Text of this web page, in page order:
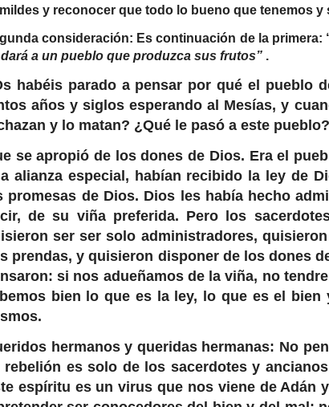
y reconocer que todo lo bueno que tenemos y
consideración: Es continuación de la primera:
a un pueblo que produzca sus frutos” .
habéis parado a pensar por qué el pueblo
años y siglos esperando al Mesías, y
y lo matan? ¿Qué le pasó a este pueblo?
se apropió de los dones de Dios. Era el
alianza especial, habían recibido la ley de
promesas de Dios. Dios les había hecho
de su viña preferida. Pero los
ser ser solo administradores,
prendas, y quisieron disponer de los dones
si nos adueñamos de la viña, no
bien lo que es la ley, lo que es el
hermanos y queridas hermanas: No
rebelión es solo de los sacerdotes y
espíritu es un virus que nos viene de Adán